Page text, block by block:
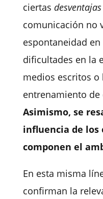
ciertas desventajas
comunicación no
espontaneidad
dificultades en la
medios escritos
entrenamiento de
Asimismo, se
influencia de los
componen el
En esta misma
confirman la